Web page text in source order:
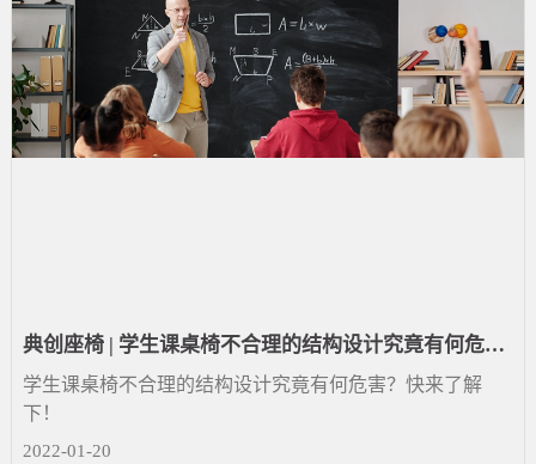
典创座椅 | 学生课桌椅不合理的结构设计究竟有何危
害？快来了解下！
学生课桌椅不合理的结构设计究竟有何危害？快来了解
下！
2022-01-20